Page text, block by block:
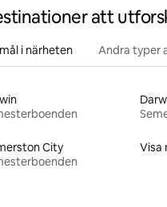
att
i närheten Andra typer
City
Visa